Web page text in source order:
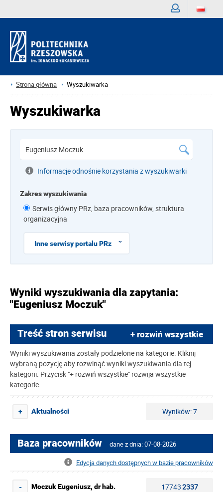
Strona główna Wyszukiwarka
Wyszukiwarka
Informacje odnośnie korzystania z wyszukiwarki
Zakres wyszukiwania
Serwis główny PRz, baza pracowników, struktura
organizacyjna
Inne serwisy portalu PRz
Wyniki wyszukiwania dla zapytania:
"Eugeniusz Moczuk"
Treść stron serwisu + rozwiń wszystkie
Wyniki wyszukiwania zostały podzielone na kategorie. Kliknij
wybraną pozycję aby rozwinąć wyniki wyszukiwania dla tej
kategorii. Przycisk "+ rozwiń wszystkie" rozwija wszystkie
kategorie.
+ Aktualności Wyników: 7
Baza pracowników dane z dnia: 07-08-2026
Edycja danych dostępnych w bazie pracowników
- Moczuk Eugeniusz, dr hab. 177432337